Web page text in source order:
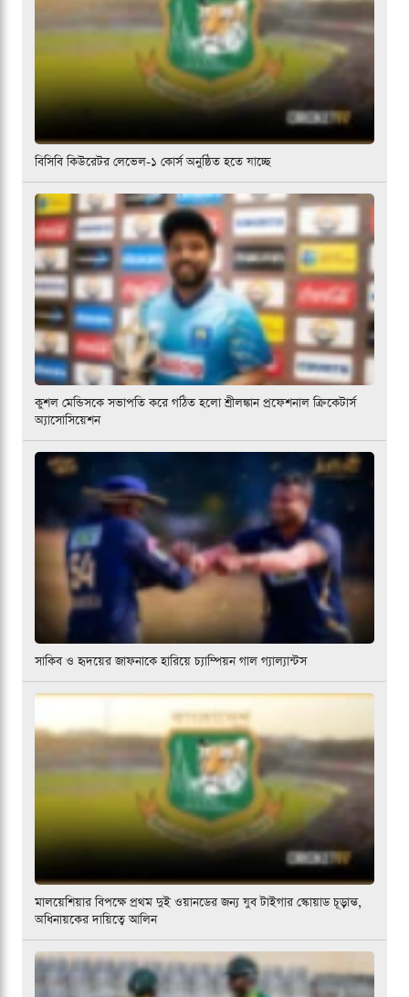
বিসিবি কিউরেটর লেভেল-১ কোর্স অনুষ্ঠিত হতে যাচ্ছে
কুশল মেন্ডিসকে সভাপতি করে গঠিত হলো শ্রীলঙ্কান প্রফেশনাল ক্রিকেটার্স
অ্যাসোসিয়েশন
সাকিব ও হৃদয়ের জাফনাকে হারিয়ে চ্যাম্পিয়ন গাল গ্যাল্যান্টস
মালয়েশিয়ার বিপক্ষে প্রথম দুই ওয়ানডের জন্য যুব টাইগার স্কোয়াড চূড়ান্ত,
অধিনায়কের দায়িত্বে আলিন